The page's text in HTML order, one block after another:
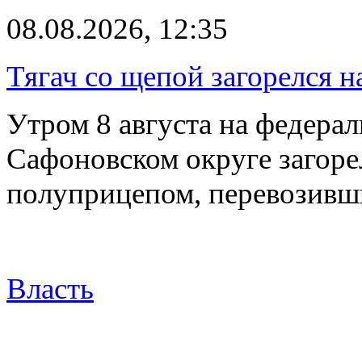
08.08.2026, 12:35
Тягач со щепой загорелся
Утром 8 августа на
Сафоновском округе
полуприцепом,
Власть